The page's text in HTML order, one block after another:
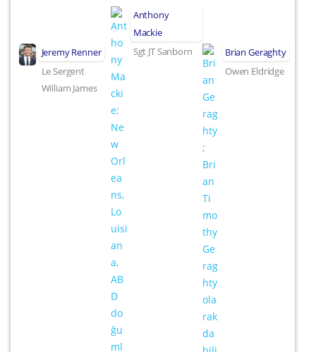
Jeremy Renner
Le Sergent
William James
Anthony
Mackie
Sgt JT Sanborn
Brian Geraghty
Owen Eldridge